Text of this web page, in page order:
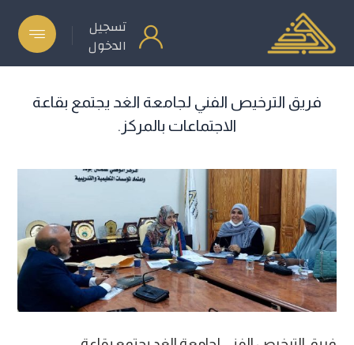
تسجيل
الدخول
فريق الترخيص الفني لجامعة الغد يجتمع بقاعة
الاجتماعات بالمركز.